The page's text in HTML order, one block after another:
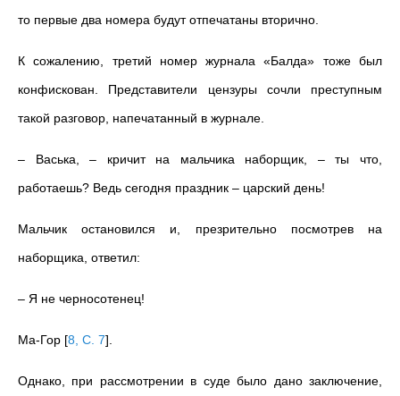
то первые два номера будут отпечатаны вторично.
К сожалению, третий номер журнала «Балда» тоже был
конфискован. Представители цензуры сочли преступным
такой разговор, напечатанный в журнале.
– Васька, – кричит на мальчика наборщик, – ты что,
работаешь? Ведь сегодня праздник – царский день!
Мальчик остановился и, презрительно посмотрев на
наборщика, ответил:
– Я не черносотенец!
Ма-Гор [8, С. 7]
Однако, при рассмотрении в суде было дано заключение,